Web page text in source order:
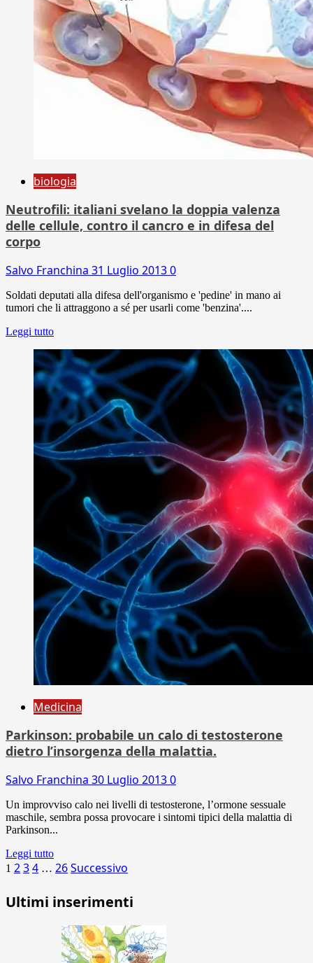
biologia
Neutrofili: italiani svelano la doppia valenza
delle cellule, contro il cancro e in difesa del
corpo
Salvo Franchina 31 Luglio 20130
Soldati deputati alla difesa dell'organismo e 'pedine' in mano ai
tumori che li attraggono a sé per usarli come 'benzina'....
Leggi tutto
Medicina
Parkinson: probabile un calo di testosterone
dietro l’insorgenza della malattia.
Salvo Franchina 30 Luglio 20130
Un improvviso calo nei livelli di testosterone, l’ormone sessuale
maschile, sembra possa provocare i sintomi tipici della malattia di
Parkinson...
Leggi tutto
Paginazione
degli
articoli
1 234 … 26Successivo
Ultimi inserimenti